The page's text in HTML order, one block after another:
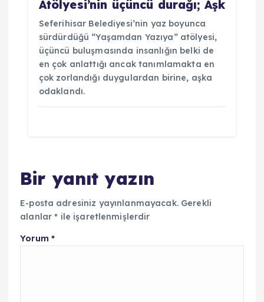
Atölyesi’nin üçüncü durağı; Aşk
Seferihisar Belediyesi’nin yaz boyunca
sürdürdüğü “Yaşamdan Yazıya” atölyesi,
üçüncü buluşmasında insanlığın belki de
en çok anlattığı ancak tanımlamakta en
çok zorlandığı duygulardan birine, aşka
odaklandı.
Bir yanıt yazın
E-posta adresiniz yayınlanmayacak. Gerekli
alanlar* ile işaretlenmişlerdir
Yorum *